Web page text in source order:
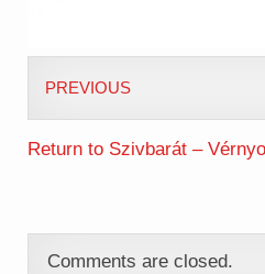
PREVIOUS
Return to Szivbarát –
Comments are closed.